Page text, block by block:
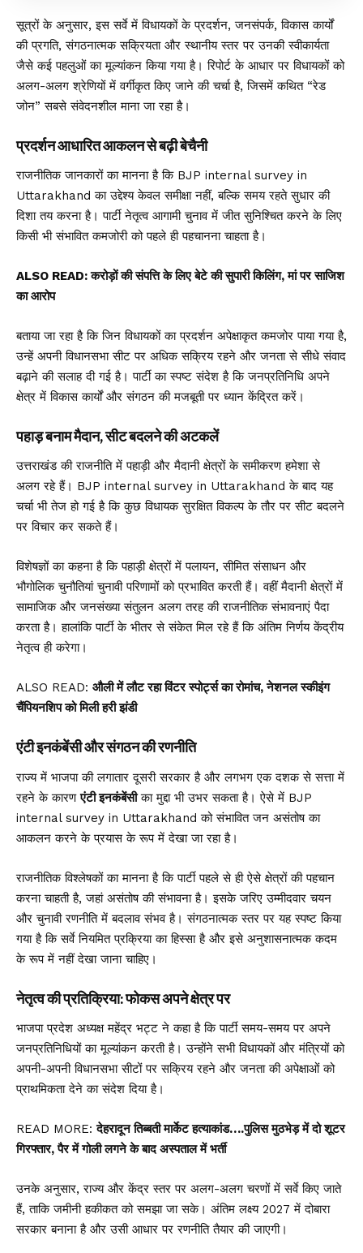
सूत्रों के अनुसार, इस सर्वे में विधायकों के प्रदर्शन, जनसंपर्क, विकास कार्यों
की प्रगति, संगठनात्मक सक्रियता और स्थानीय स्तर पर उनकी स्वीकार्यता
जैसे कई पहलुओं का मूल्यांकन किया गया है। रिपोर्ट के आधार पर विधायकों को
अलग-अलग श्रेणियों में वर्गीकृत किए जाने की चर्चा है, जिसमें कथित “रेड
जोन” सबसे संवेदनशील माना जा रहा है।
प्रदर्शन आधारित आकलन से बढ़ी बेचैनी
राजनीतिक जानकारों का मानना है कि BJP internal survey in
Uttarakhand का उद्देश्य केवल समीक्षा नहीं, बल्कि समय रहते सुधार की
दिशा तय करना है। पार्टी नेतृत्व आगामी चुनाव में जीत सुनिश्चित करने के लिए
किसी भी संभावित कमजोरी को पहले ही पहचानना चाहता है।
ALSO READ: करोड़ों की संपत्ति के लिए बेटे की सुपारी किलिंग, मां पर साजिश
का आरोप
बताया जा रहा है कि जिन विधायकों का प्रदर्शन अपेक्षाकृत कमजोर पाया गया है,
उन्हें अपनी विधानसभा सीट पर अधिक सक्रिय रहने और जनता से सीधे संवाद
बढ़ाने की सलाह दी गई है। पार्टी का स्पष्ट संदेश है कि जनप्रतिनिधि अपने
क्षेत्र में विकास कार्यों और संगठन की मजबूती पर ध्यान केंद्रित करें।
पहाड़ बनाम मैदान, सीट बदलने की अटकलें
उत्तराखंड की राजनीति में पहाड़ी और मैदानी क्षेत्रों के समीकरण हमेशा से
अलग रहे हैं। BJP internal survey in Uttarakhand के बाद यह
चर्चा भी तेज हो गई है कि कुछ विधायक सुरक्षित विकल्प के तौर पर सीट बदलने
पर विचार कर सकते हैं।
विशेषज्ञों का कहना है कि पहाड़ी क्षेत्रों में पलायन, सीमित संसाधन और
भौगोलिक चुनौतियां चुनावी परिणामों को प्रभावित करती हैं। वहीं मैदानी क्षेत्रों में
सामाजिक और जनसंख्या संतुलन अलग तरह की राजनीतिक संभावनाएं पैदा
करता है। हालांकि पार्टी के भीतर से संकेत मिल रहे हैं कि अंतिम निर्णय केंद्रीय
नेतृत्व ही करेगा।
ALSO READ: औली में लौट रहा विंटर स्पोर्ट्स का रोमांच, नेशनल स्कीइंग
चैंपियनशिप को मिली हरी झंडी
एंटी इनकंबेंसी और संगठन की रणनीति
राज्य में भाजपा की लगातार दूसरी सरकार है और लगभग एक दशक से सत्ता में
रहने के कारणएंटी इनकंबेंसीका मुद्दा भी उभर सकता है। ऐसे में BJP
internal survey in Uttarakhand को संभावित जन असंतोष का
आकलन करने के प्रयास के रूप में देखा जा रहा है।
राजनीतिक विश्लेषकों का मानना है कि पार्टी पहले से ही ऐसे क्षेत्रों की पहचान
करना चाहती है, जहां असंतोष की संभावना है। इसके जरिए उम्मीदवार चयन
और चुनावी रणनीति में बदलाव संभव है। संगठनात्मक स्तर पर यह स्पष्ट किया
गया है कि सर्वे नियमित प्रक्रिया का हिस्सा है और इसे अनुशासनात्मक कदम
के रूप में नहीं देखा जाना चाहिए।
नेतृत्व की प्रतिक्रिया: फोकस अपने क्षेत्र पर
भाजपा प्रदेश अध्यक्ष महेंद्र भट्ट ने कहा है कि पार्टी समय-समय पर अपने
जनप्रतिनिधियों का मूल्यांकन करती है। उन्होंने सभी विधायकों और मंत्रियों को
अपनी-अपनी विधानसभा सीटों पर सक्रिय रहने और जनता की अपेक्षाओं को
प्राथमिकता देने का संदेश दिया है।
READ MORE:देहरादून तिब्बती मार्केट हत्याकांड….पुलिस मुठभेड़ में दो शूटर
गिरफ्तार, पैर में गोली लगने के बाद अस्पताल में भर्ती
उनके अनुसार, राज्य और केंद्र स्तर पर अलग-अलग चरणों में सर्वे किए जाते
हैं, ताकि जमीनी हकीकत को समझा जा सके। अंतिम लक्ष्य 2027 में दोबारा
सरकार बनाना है और उसी आधार पर रणनीति तैयार की जाएगी।